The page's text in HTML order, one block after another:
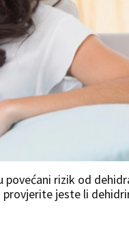
rizik od
jeste li